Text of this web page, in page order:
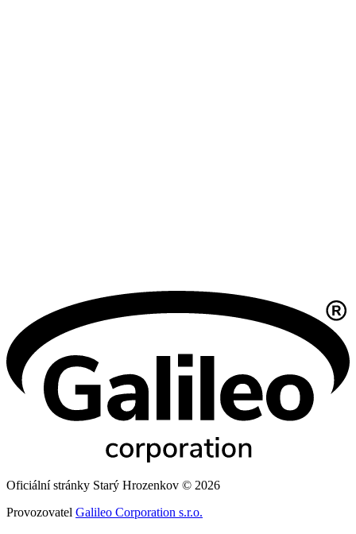
Oficiální stránky Starý Hrozenkov © 2026
Provozovatel Galileo Corporation s.r.o.